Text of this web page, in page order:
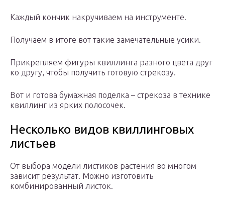
Каждый кончик накручиваем на инструменте.
Получаем в итоге вот такие замечательные усики.
Прикрепляем фигуры квиллинга разного цвета друг
ко другу, чтобы получить готовую стрекозу.
Вот и готова бумажная поделка – стрекоза в технике
квиллинг из ярких полосочек.
Несколько видов квиллинговых
листьев
От выбора модели листиков растения во многом
зависит результат. Можно изготовить
комбинированный листок.